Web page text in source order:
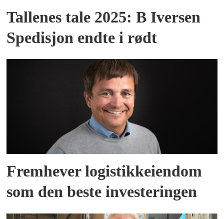
Tallenes tale 2025: B Iversen
Spedisjon endte i rødt
Fremhever logistikkeiendom
som den beste investeringen